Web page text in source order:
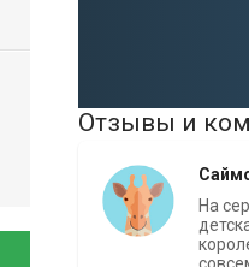
Отзывы и
На